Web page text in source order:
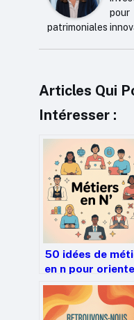
patrimoniales
Articles Qui
Intéresser :
50 idées de
en n pour
ou reconvertir
votre carrière